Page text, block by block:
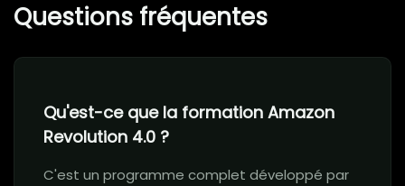
Questions fréquentes
Qu'est-ce que la formation Amazon
Revolution 4.0 ?
C'est un programme complet développé par